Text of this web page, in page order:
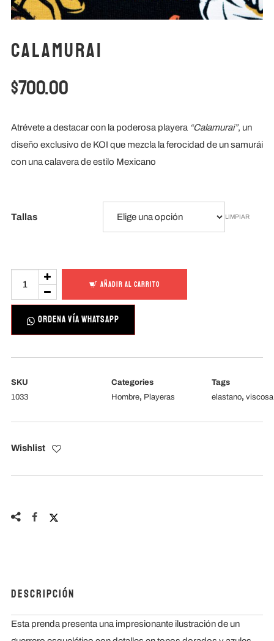
Calamurai
$700.00
Atrévete a destacar con la poderosa playera “Calamurai”, un
diseño exclusivo de KOI que mezcla la ferocidad de un samurái
con una calavera de estilo Mexicano
Tallas LIMPIAR
Calamurai
cantidad
AÑADIR AL CARRITO
ORDENA VÍA WHATSAPP
SKU
1033
Categories
Hombre, Playeras
Tags
elastano, viscosa
Wishlist
Descripción
Esta prenda presenta una impresionante ilustración de un